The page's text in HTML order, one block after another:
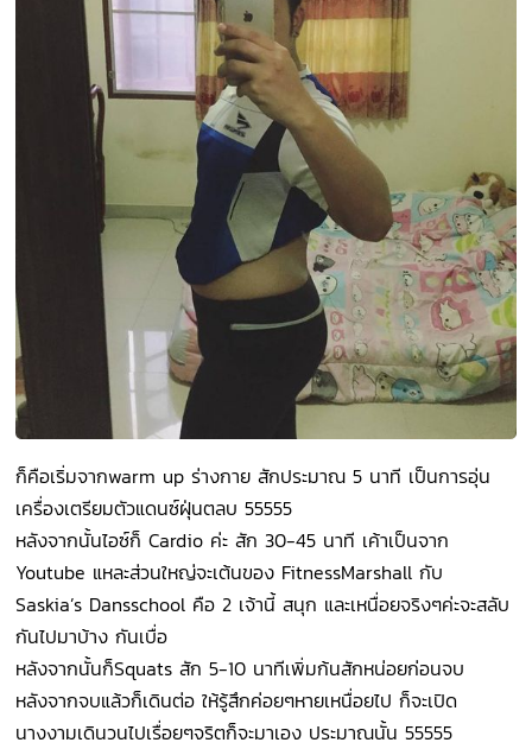
ก็คือเริ่มจากwarm up ร่างกาย สักประมาณ 5 นาที เป็นการอุ่น
เครื่องเตรียมตัวแดนซ์ฝุ่นตลบ 55555
หลังจากนั้นไอซ์ก็ Cardio ค่ะ สัก 30-45 นาที เค้าเป็นจาก
Youtube แหละส่วนใหญ่จะเต้นของ FitnessMarshall กับ
Saskia’s Dansschool คือ 2 เจ้านี้ สนุก และเหนื่อยจริงๆค่ะจะสลับ
กันไปมาบ้าง กันเบื่อ
หลังจากนั้นก็Squats สัก 5-10 นาทีเพิ่มก้นสักหน่อยก่อนจบ
หลังจากจบแล้วก็เดินต่อ ให้รู้สึกค่อยๆหายเหนื่อยไป ก็จะเปิด
นางงามเดินวนไปเรื่อยๆจริตก็จะมาเอง ประมาณนั้น 55555